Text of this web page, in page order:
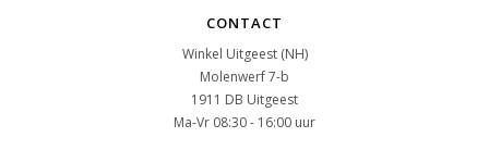
CONTACT
Winkel Uitgeest (NH)
Molenwerf 7-b
1911 DB Uitgeest
Ma-Vr 08:30 - 16:00 uur